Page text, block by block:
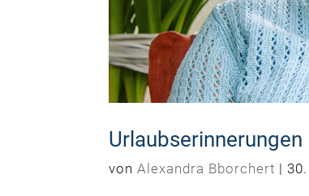
Urlaubserinnerungen
vonAlexandra Bborchert |